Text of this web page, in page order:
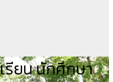
รียน นักศึกษา